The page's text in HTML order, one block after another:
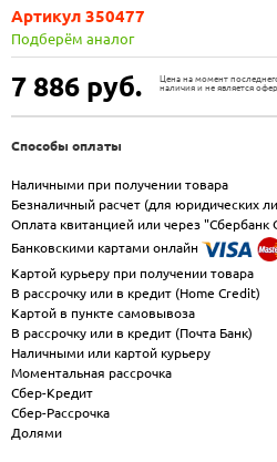
7 886 руб.
Цена на момент
наличия и не является
Артикул 350477
Подберём аналог
Способы оплаты
Наличными при получении товара
Безналичный расчет (для юридических
Оплата квитанцией или через
Банковскими картами онлайн
Картой курьеру при получении товара
В рассрочку или в кредит (Home Credit)
Картой в пункте самовывоза
В рассрочку или в кредит (Почта Банк)
Наличными или картой курьеру
Моментальная рассрочка
Сбер-Кредит
Сбер-Рассрочка
Долями